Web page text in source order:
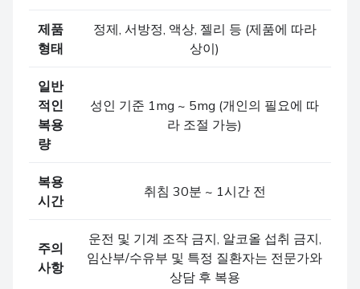
제품
형태
정제, 서방정, 액상, 젤리 등 (제품에 따라
상이)
일반
적인
복용
량
성인 기준 1mg ~ 5mg (개인의 필요에 따
라 조절 가능)
복용
시간
취침 30분 ~ 1시간 전
주의
사항
운전 및 기계 조작 금지, 알코올 섭취 금지,
임산부/수유부 및 특정 질환자는 전문가와
상담 후 복용